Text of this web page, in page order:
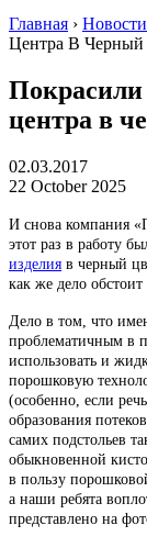
Главная › Новости
Центра В Черный
Покрасили
центра в
02.03.2017
22 October 2025
И снова компания
этот раз в работу
изделия в черный
как же дело
Дело в том, что
проблематичным в
использовать и
порошковую
(особенно, если
образования
самих подстольев
обыкновенной
в пользу
а наши ребята
представлено на